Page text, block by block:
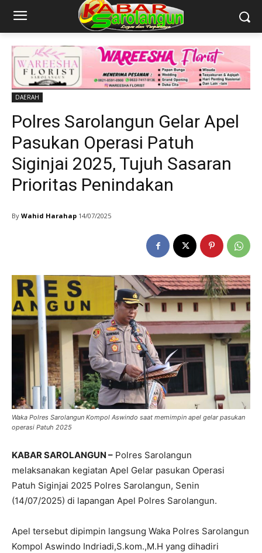
DAERAH
Polres Sarolangun Gelar Apel
Pasukan Operasi Patuh
Siginjai 2025, Tujuh Sasaran
Prioritas Penindakan
By Wahid Harahap 14/07/2025
Waka Polres Sarolangun Kompol Aswindo saat memimpin apel gelar pasukan
operasi Patuh 2025
KABAR SAROLANGUN – Polres Sarolangun
melaksanakan kegiatan Apel Gelar pasukan Operasi
Patuh Siginjai 2025 Polres Sarolangun, Senin
(14/07/2025) di lapangan Apel Polres Sarolangun.
Apel tersebut dipimpin langsung Waka Polres Sarolangun
Kompol Aswindo Indriadi,S.kom.,M.H yang dihadiri